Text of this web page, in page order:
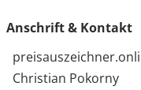
Anschrift & Kontakt
Christian Pokorny